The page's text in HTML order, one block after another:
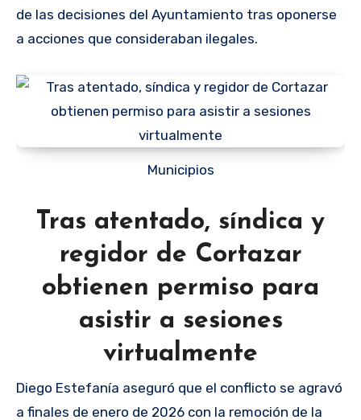
de las decisiones del Ayuntamiento tras oponerse
a acciones que consideraban ilegales.
Municipios
Tras atentado, síndica y
regidor de Cortazar
obtienen permiso para
asistir a sesiones
virtualmente
Diego Estefanía aseguró que el conflicto se agravó
a finales de enero de 2026 con la remoción de la